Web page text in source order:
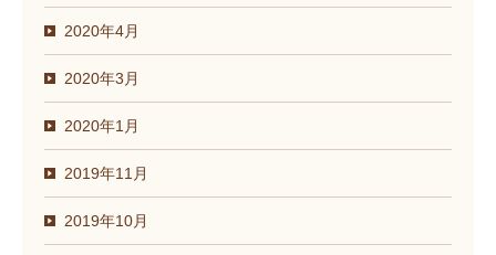
2020年4月
2020年3月
2020年1月
2019年11月
2019年10月